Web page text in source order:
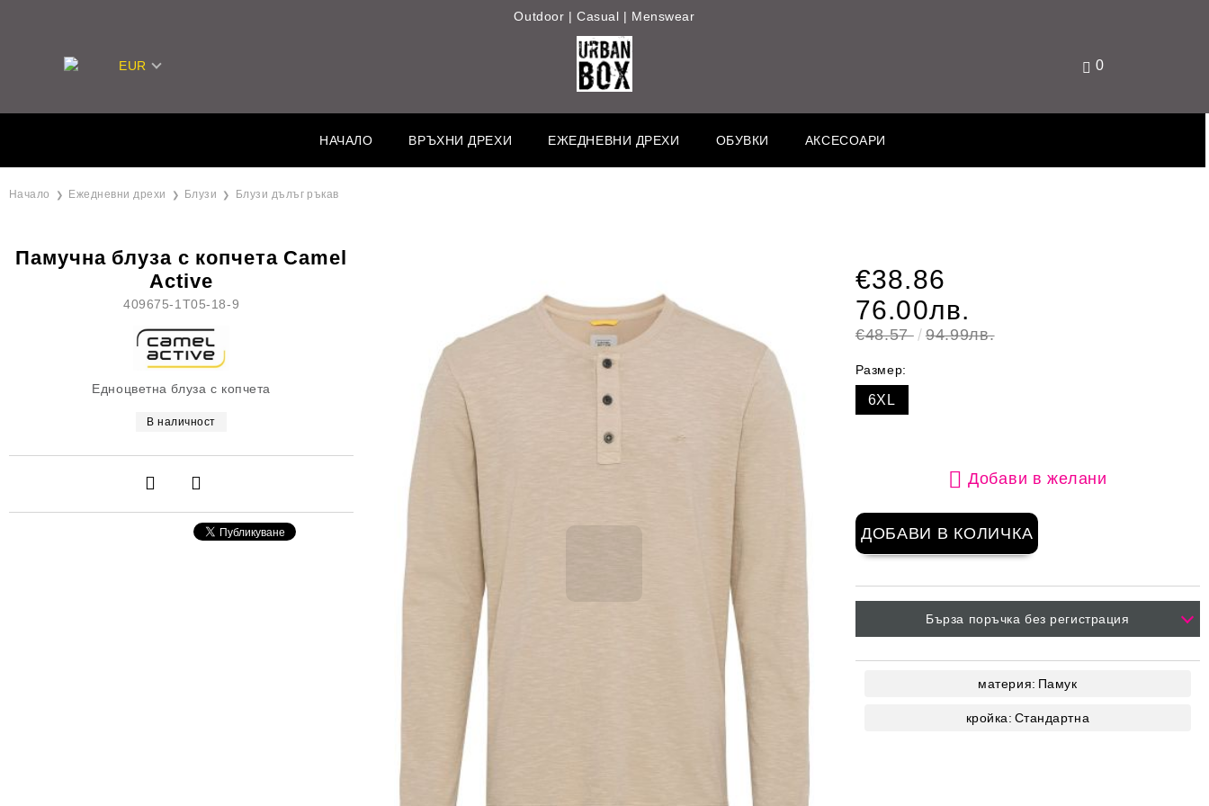
Outdoor | Casual | Menswear
EUR 0
НАЧАЛО ВРЪХНИ ДРЕХИ ЕЖЕДНЕВНИ ДРЕХИ ОБУВКИ АКСЕСОАРИ
Начало Ежедневни дрехи Блузи Блузи дълъг ръкав
Памучна блуза с копчета Camel
Active
409675-1T05-18-9
Едноцветна блуза с копчета
В наличност
€38.86
76.00лв.
€48.57 94.99лв.
Размер:
6XL
Добави в желани
Бърза поръчка без регистрация
материя: Памук
кройка: Стандартна